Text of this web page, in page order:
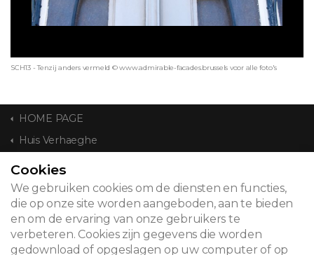
SCH13 - Tenzij anders vermeld © www.admirable-facades.brussels voor alle foto's
HOME PAGE
Huis Verhaeghe
CONTACT
© 2026
Cookies
We gebruiken cookies om de diensten en functies,
die op onze site worden aangeboden, aan te bieden
en om de ervaring van onze gebruikers te
verbeteren. Cookies zijn gegevens die worden
gedownload of opgeslagen op uw computer of op